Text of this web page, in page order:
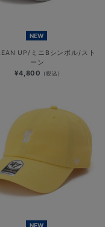
NEW
UP/ミニBシンボル/スト
ーン
¥4,800 (税込)
NEW